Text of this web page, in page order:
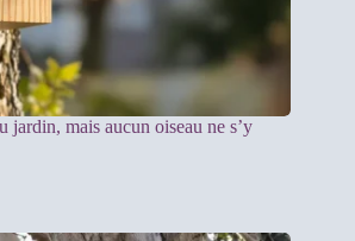
jardin, mais aucun oiseau ne s’y